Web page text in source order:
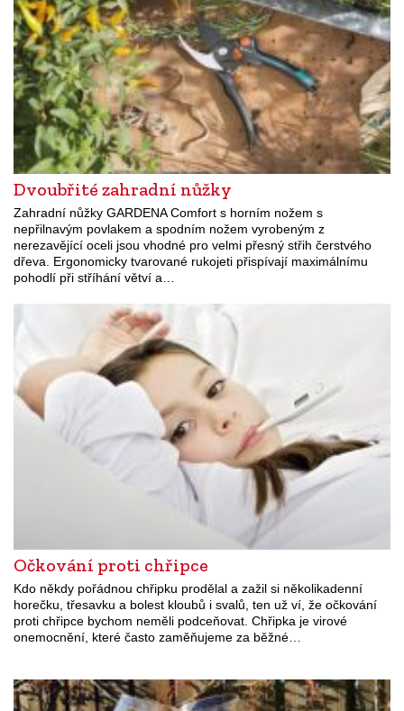
Dvoubřité zahradní nůžky
Zahradní nůžky GARDENA Comfort s horním nožem s
nepřilnavým povlakem a spodním nožem vyrobeným z
nerezavějící oceli jsou vhodné pro velmi přesný střih čerstvého
dřeva. Ergonomicky tvarované rukojeti přispívají maximálnímu
pohodlí při stříhání větví a…
Očkování proti chřipce
Kdo někdy pořádnou chřipku prodělal a zažil si několikadenní
horečku, třesavku a bolest kloubů i svalů, ten už ví, že očkování
proti chřipce bychom neměli podceňovat. Chřipka je virové
onemocnění, které často zaměňujeme za běžné…